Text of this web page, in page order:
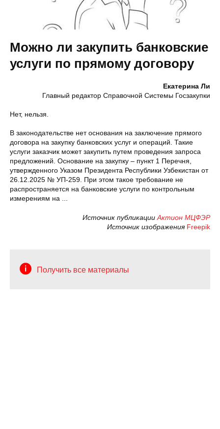
Можно ли закупить банковские
услуги по прямому договору
Екатерина Ли
Главный редактор Справочной Системы Госзакупки
Нет, нельзя.
В законодательстве нет основания на заключение прямого
договора на закупку банковских услуг и операций. Такие
услуги заказчик может закупить путем проведения запроса
предложений. Основание на закупку – пункт 1 Перечня,
утвержденного Указом Президента Республики Узбекистан от
26.12.2025 № УП-259. При этом такое требование не
распространяется на банковские услуги по контрольным
измерениям на ...
Источник публикацииАктион МЦФЭР
Источник изображения Freepik
Получить все материалы